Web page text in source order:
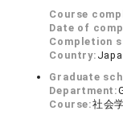
Course
Date of
Completion
Country:
Graduate
Department:
Course:社会